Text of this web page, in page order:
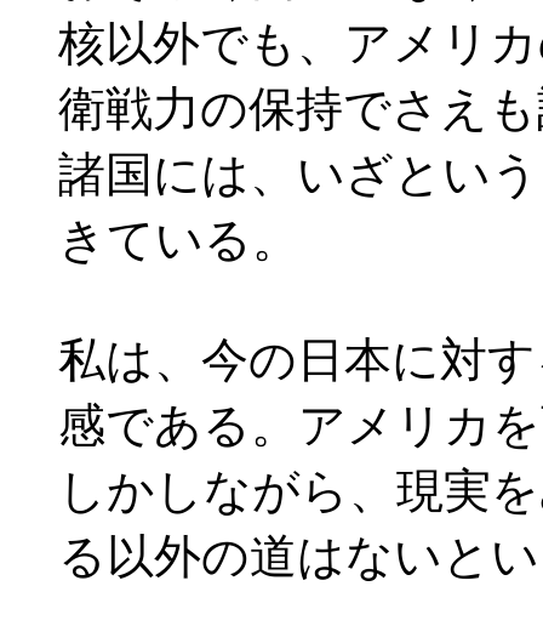
核以外でも、アメリ
衛戦力の保持でさえ
諸国には、いざとい
きている。
私は、今の日本に対
感である。アメリカ
しかしながら、現実
る以外の道はないと